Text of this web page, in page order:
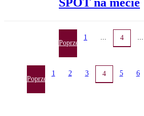
Poprzednia
1 4
Poprzednia
1 2 3 4 5 6